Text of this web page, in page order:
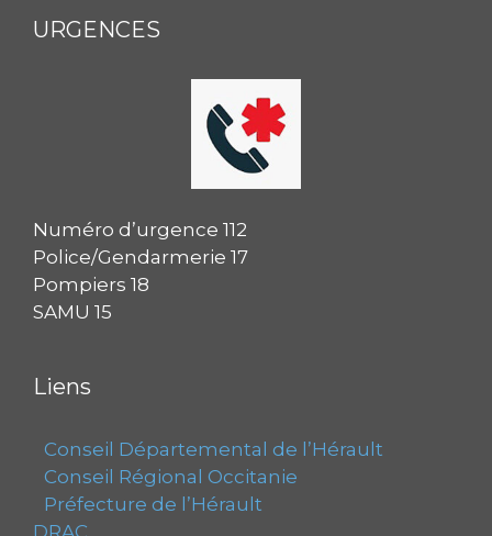
URGENCES
Numéro d’urgence 112
Police/Gendarmerie 17
Pompiers 18
SAMU 15
Liens
Conseil Départemental de l’Hérault
Conseil Régional Occitanie
Préfecture de l’Hérault